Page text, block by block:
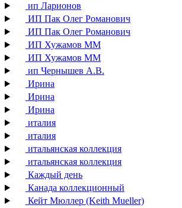
ип Ларионов
ИП Пак Олег Романович
ИП Пак Олег Романович
ИП Хужамов ММ
ИП Хужамов ММ
ип Чернышев А.В.
Ирина
Ирина
Ирина
италия
италия
итальянская коллекция
итальянская коллекция
Каждый день
Канада коллекционный
Кейт Мюллер (Keith Mueller)